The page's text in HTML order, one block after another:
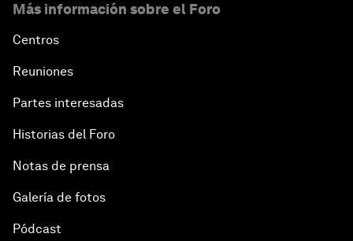
Más información sobre el Foro
Centros
Reuniones
Partes interesadas
Historias del Foro
Notas de prensa
Galería de fotos
Pódcast